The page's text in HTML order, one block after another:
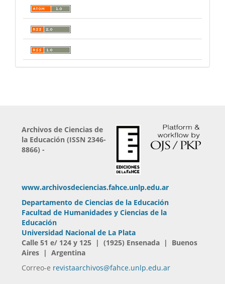
Archivos de Ciencias de
la Educación (ISSN 2346-
8866) -
www.archivosdeciencias.fahce.unlp.edu.ar
Departamento de Ciencias de la Educación
Facultad de Humanidades y Ciencias de la
Educación
Universidad Nacional de La Plata
Calle 51 e/ 124 y 125 | (1925) Ensenada | Buenos
Aires | Argentina
Correo-e revistaarchivos@fahce.unlp.edu.ar